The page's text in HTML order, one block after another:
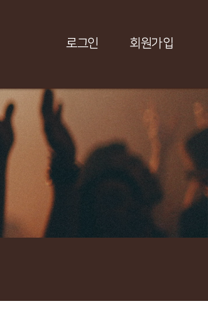
로그인 회원가입